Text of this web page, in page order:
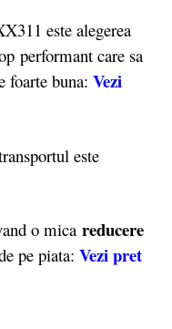
este alegerea
performant care sa
foarte buna: Vezi
este
o mica reducere
pe piata: Vezi pret